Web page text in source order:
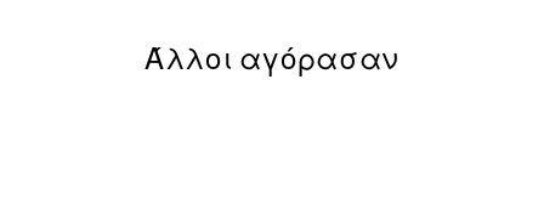
Άλλοι αγόρασαν